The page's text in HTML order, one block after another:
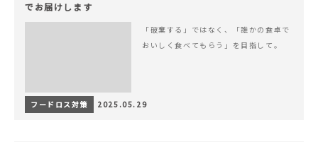
でお届けします
「破棄する」ではなく、「誰かの食卓で
おいしく食べてもらう」を目指して。
フードロス対策 2025.05.29